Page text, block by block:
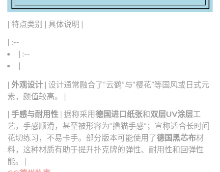
| 特点类别 | 具体说明 |
| :--
| :--
|
| 外观设计 | 设计通常融合了“云鹤”与“樱花”等国风或日式元
素，颜值较高。 |
| 手感与耐用性 | 据称采用德国进口纸张和双层UV涂层工
艺，手感顺滑，甚至被形容为“撸猫手感”；宣称适合长时间
花切练习，不易卡手。部分版本可能使用了德国黑芯布材
料，这种材质有助于提升扑克牌的弹性、耐用性和回弹性
能。 |